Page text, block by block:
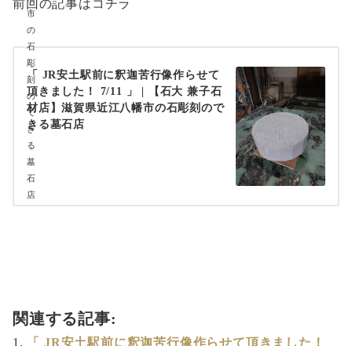
前回の記事はコチラ
「 JR安土駅前に釈迦苦行像作らせて
頂きました！ 7/11 」 | 【石大 兼子石
材店】滋賀県近江八幡市の石彫刻ので
きる墓石店
関連する記事:
「 JR安土駅前に釈迦苦行像作らせて頂きました！